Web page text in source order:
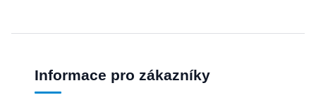
Informace pro zákazníky